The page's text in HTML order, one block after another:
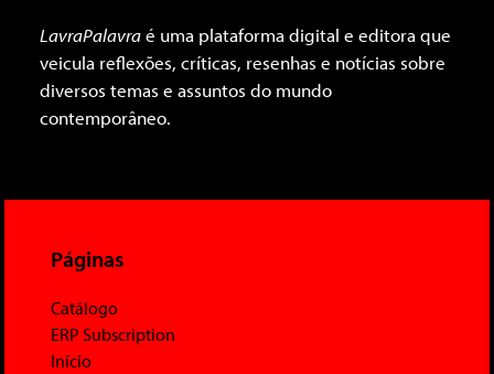
LavraPalavraé uma plataforma digital e editora que
veicula reflexões, críticas, resenhas e notícias sobre
diversos temas e assuntos do mundo
contemporâneo.
Páginas
Catálogo
ERP Subscription
Início